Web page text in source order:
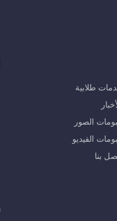
طلابية
الصور
الفيديو
بنا